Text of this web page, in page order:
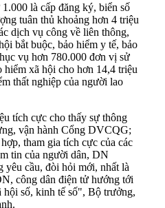
là cấp đăng ký, biển số
tuân thủ khoảng hơn 4 triệu
dịch vụ công về liên thông,
bắt buộc, bảo hiểm y tế, bảo
vụ hơn 780.000 đơn vị sử
hiểm xã hội cho hơn 14,4 triệu
thất nghiệp của người lao
tích cực cho thấy sự thông
vận hành Cổng DVCQG;
tham gia tích cực của các
tin của người dân, DN
yêu cầu, đòi hỏi mới, nhất là
công dân điện tử hướng tới
số, kinh tế số", Bộ trưởng,